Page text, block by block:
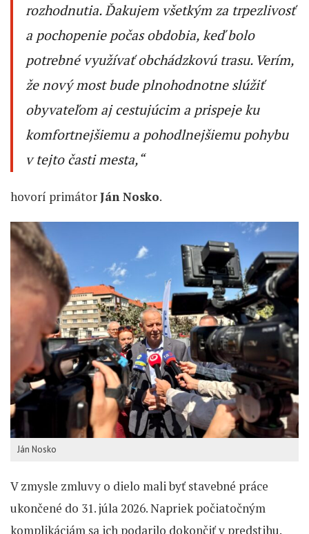
rozhodnutia. Ďakujem všetkým za trpezlivosť
a pochopenie počas obdobia, keď bolo
potrebné využívať obchádzkovú trasu. Verím,
že nový most bude plnohodnotne slúžiť
obyvateľom aj cestujúcim a prispeje ku
komfortnejšiemu a pohodlnejšiemu pohybu
v tejto časti mesta,“
hovorí primátorJán Nosko.
Ján Nosko
V zmysle zmluvy o dielo mali byť stavebné práce
ukončené do 31. júla 2026. Napriek počiatočným
komplikáciám sa ich podarilo dokončiť v predstihu.